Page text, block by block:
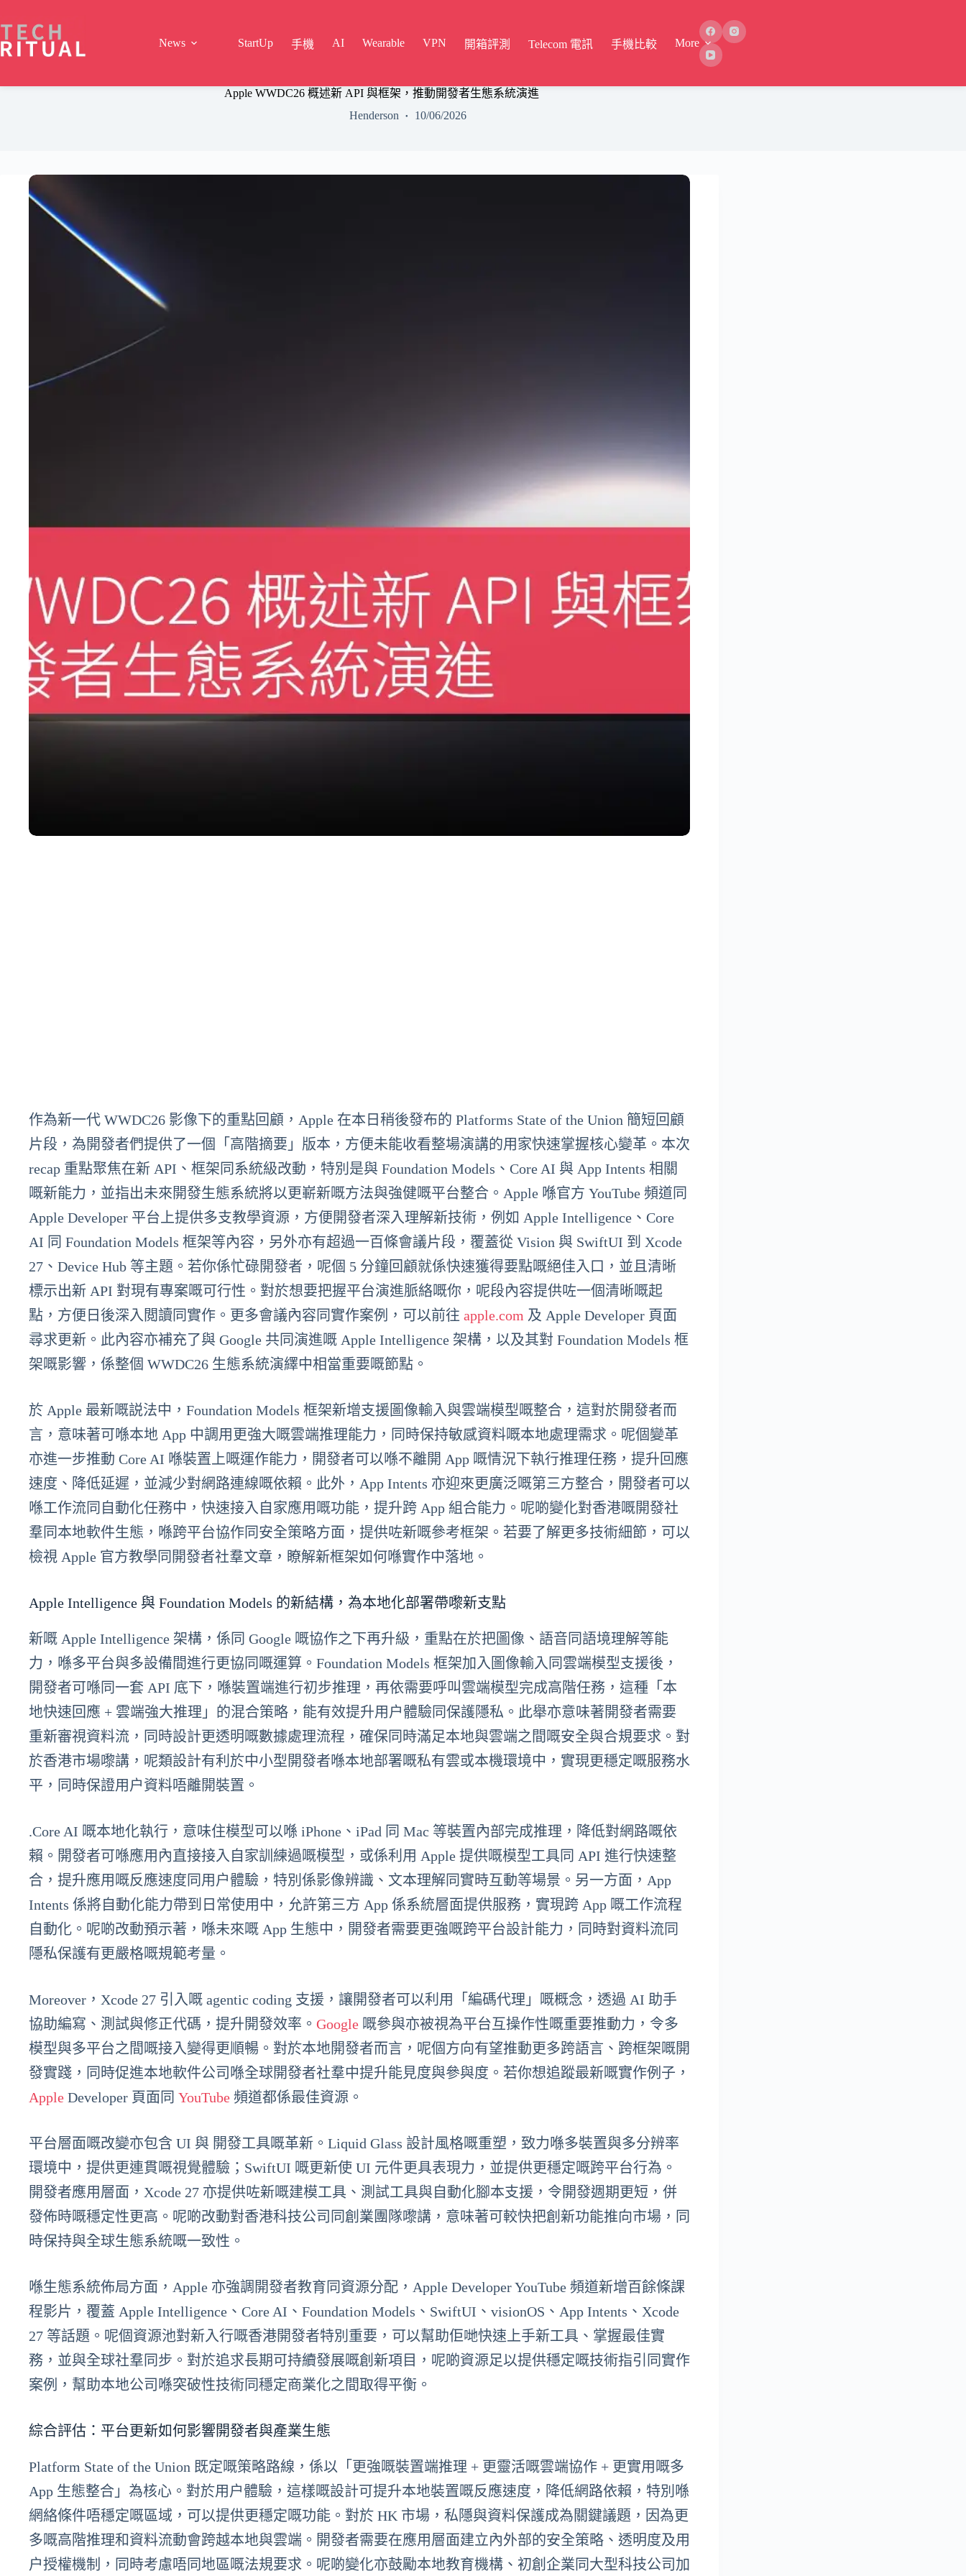
content
News
StartUp 手機 AI Wearable VPN 開箱評測 Telecom 電訊 手機比較 More
Apple WWDC26 概述新 API 與框架，推動開發者生態系統演進
Henderson
10/06/2026
作為新一代 WWDC26 影像下的重點回顧，Apple 在本日稍後發布的 Platforms State of the Union 簡短回顧
片段，為開發者們提供了一個「高階摘要」版本，方便未能收看整場演講的用家快速掌握核心變革。本次
recap 重點聚焦在新 API、框架同系統級改動，特別是與 Foundation Models、Core AI 與 App Intents 相關
嘅新能力，並指出未來開發生態系統將以更嶄新嘅方法與強健嘅平台整合。Apple 喺官方 YouTube 頻道同
Apple Developer 平台上提供多支教學資源，方便開發者深入理解新技術，例如 Apple Intelligence、Core
AI 同 Foundation Models 框架等內容，另外亦有超過一百條會議片段，覆蓋從 Vision 與 SwiftUI 到 Xcode
27、Device Hub 等主題。若你係忙碌開發者，呢個 5 分鐘回顧就係快速獲得要點嘅絕佳入口，並且清晰
標示出新 API 對現有專案嘅可行性。對於想要把握平台演進脈絡嘅你，呢段內容提供咗一個清晰嘅起
點，方便日後深入閲讀同實作。更多會議內容同實作案例，可以前往 apple.com 及 Apple Developer 頁面
尋求更新。此內容亦補充了與 Google 共同演進嘅 Apple Intelligence 架構，以及其對 Foundation Models 框
架嘅影響，係整個 WWDC26 生態系統演繹中相當重要嘅節點。
於 Apple 最新嘅説法中，Foundation Models 框架新增支援圖像輸入與雲端模型嘅整合，這對於開發者而
言，意味著可喺本地 App 中調用更強大嘅雲端推理能力，同時保持敏感資料嘅本地處理需求。呢個變革
亦進一步推動 Core AI 喺裝置上嘅運作能力，開發者可以喺不離開 App 嘅情況下執行推理任務，提升回應
速度、降低延遲，並減少對網路連線嘅依賴。此外，App Intents 亦迎來更廣泛嘅第三方整合，開發者可以
喺工作流同自動化任務中，快速接入自家應用嘅功能，提升跨 App 組合能力。呢啲變化對香港嘅開發社
羣同本地軟件生態，喺跨平台協作同安全策略方面，提供咗新嘅參考框架。若要了解更多技術細節，可以
檢視 Apple 官方教學同開發者社羣文章，瞭解新框架如何喺實作中落地。
Apple Intelligence 與 Foundation Models 的新結構，為本地化部署帶嚟新支點
新嘅 Apple Intelligence 架構，係同 Google 嘅協作之下再升級，重點在於把圖像、語音同語境理解等能
力，喺多平台與多設備間進行更協同嘅運算。Foundation Models 框架加入圖像輸入同雲端模型支援後，
開發者可喺同一套 API 底下，喺裝置端進行初步推理，再依需要呼叫雲端模型完成高階任務，這種「本
地快速回應 + 雲端強大推理」的混合策略，能有效提升用户體驗同保護隱私。此舉亦意味著開發者需要
重新審視資料流，同時設計更透明嘅數據處理流程，確保同時滿足本地與雲端之間嘅安全與合規要求。對
於香港市場嚟講，呢類設計有利於中小型開發者喺本地部署嘅私有雲或本機環境中，實現更穩定嘅服務水
平，同時保證用户資料唔離開裝置。
.Core AI 嘅本地化執行，意味住模型可以喺 iPhone、iPad 同 Mac 等裝置內部完成推理，降低對網路嘅依
賴。開發者可喺應用內直接接入自家訓練過嘅模型，或係利用 Apple 提供嘅模型工具同 API 進行快速整
合，提升應用嘅反應速度同用户體驗，特別係影像辨識、文本理解同實時互動等場景。另一方面，App
Intents 係將自動化能力帶到日常使用中，允許第三方 App 係系統層面提供服務，實現跨 App 嘅工作流程
自動化。呢啲改動預示著，喺未來嘅 App 生態中，開發者需要更強嘅跨平台設計能力，同時對資料流同
隱私保護有更嚴格嘅規範考量。
Moreover，Xcode 27 引入嘅 agentic coding 支援，讓開發者可以利用「編碼代理」嘅概念，透過 AI 助手
協助編寫、測試與修正代碼，提升開發效率。 Google 嘅參與亦被視為平台互操作性嘅重要推動力，令多
模型與多平台之間嘅接入變得更順暢。對於本地開發者而言，呢個方向有望推動更多跨語言、跨框架嘅開
發實踐，同時促進本地軟件公司喺全球開發者社羣中提升能見度與參與度。若你想追蹤最新嘅實作例子，
Apple Developer 頁面同 YouTube 頻道都係最佳資源。
平台層面嘅改變亦包含 UI 與 開發工具嘅革新。Liquid Glass 設計風格嘅重塑，致力喺多裝置與多分辨率
環境中，提供更連貫嘅視覺體驗；SwiftUI 嘅更新使 UI 元件更具表現力，並提供更穩定嘅跨平台行為。
開發者應用層面，Xcode 27 亦提供咗新嘅建模工具、測試工具與自動化腳本支援，令開發週期更短，併
發佈時嘅穩定性更高。呢啲改動對香港科技公司同創業團隊嚟講，意味著可較快把創新功能推向市場，同
時保持與全球生態系統嘅一致性。
喺生態系統佈局方面，Apple 亦強調開發者教育同資源分配，Apple Developer YouTube 頻道新增百餘條課
程影片，覆蓋 Apple Intelligence、Core AI、Foundation Models、SwiftUI、visionOS、App Intents、Xcode
27 等話題。呢個資源池對新入行嘅香港開發者特別重要，可以幫助佢哋快速上手新工具、掌握最佳實
務，並與全球社羣同步。對於追求長期可持續發展嘅創新項目，呢啲資源足以提供穩定嘅技術指引同實作
案例，幫助本地公司喺突破性技術同穩定商業化之間取得平衡。
綜合評估：平台更新如何影響開發者與產業生態
Platform State of the Union 既定嘅策略路線，係以「更強嘅裝置端推理 + 更靈活嘅雲端協作 + 更實用嘅多
App 生態整合」為核心。對於用户體驗，這樣嘅設計可提升本地裝置嘅反應速度，降低網路依賴，特別喺
網絡條件唔穩定嘅區域，可以提供更穩定嘅功能。對於 HK 市場，私隱與資料保護成為關鍵議題，因為更
多嘅高階推理和資料流動會跨越本地與雲端。開發者需要在應用層面建立內外部的安全策略、透明度及用
户授權機制，同時考慮唔同地區嘅法規要求。呢啲變化亦鼓勵本地教育機構、初創企業同大型科技公司加